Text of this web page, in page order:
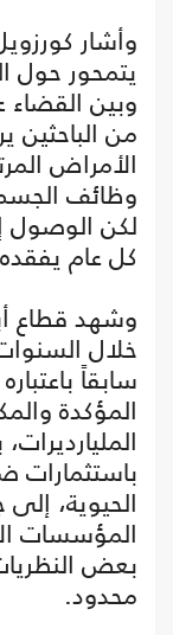
وأشار
يتمحور حول
وبين
من الباحثين
الأمراض
وظائف
لكن الوصول
كل عام
وشهد قطاع
خلال
سابقاً
المؤكدة
باستثمارات
الحيوية،
المؤسسات
بعض
محدود.